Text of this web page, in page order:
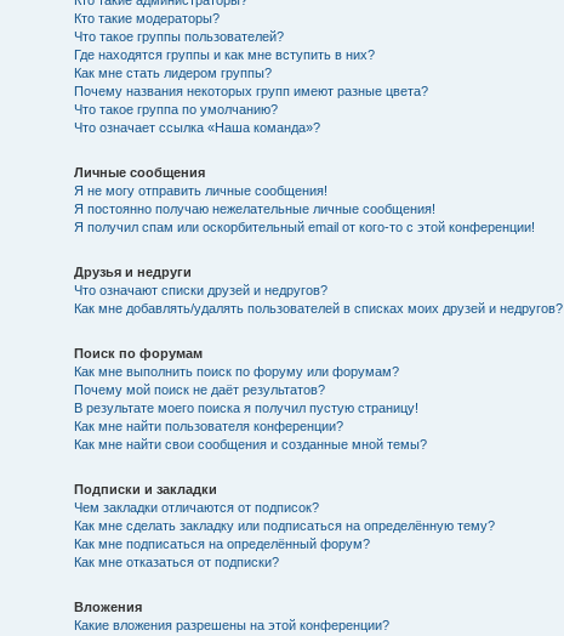
Кто такие модераторы?
Что такое группы пользователей?
Где находятся группы и как мне вступить в них?
Как мне стать лидером группы?
Почему названия некоторых групп имеют разные цвета?
Что такое группа по умолчанию?
Что означает ссылка «Наша команда»?
Личные сообщения
Я не могу отправить личные сообщения!
Я постоянно получаю нежелательные личные сообщения!
Я получил спам или оскорбительный email от кого-то с этой конференции!
Друзья и недруги
Что означают списки друзей и недругов?
Как мне добавлять/удалять пользователей в списках моих друзей и недругов?
Поиск по форумам
Как мне выполнить поиск по форуму или форумам?
Почему мой поиск не даёт результатов?
В результате моего поиска я получил пустую страницу!
Как мне найти пользователя конференции?
Как мне найти свои сообщения и созданные мной темы?
Подписки и закладки
Чем закладки отличаются от подписок?
Как мне сделать закладку или подписаться на определённую тему?
Как мне подписаться на определённый форум?
Как мне отказаться от подписки?
Вложения
Какие вложения разрешены на этой конференции?